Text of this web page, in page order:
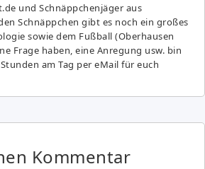
und Schnäppchenjäger aus
Schnäppchen gibt es noch ein großes
sowie dem Fußball (Oberhausen
Frage haben, eine Anregung usw. bin
am Tag per eMail für euch
Kommentar